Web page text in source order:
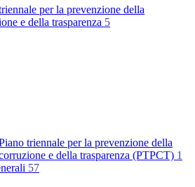
per la prevenzione della
e della trasparenza 5
triennale per la prevenzione della
e della trasparenza (PTPCT) 1
57